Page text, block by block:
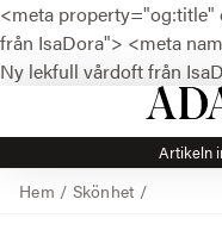
<meta property="og:title"
från IsaDora"> <meta
Ny lekfull vårdoft från
Artikeln
Hem / Skönhet/